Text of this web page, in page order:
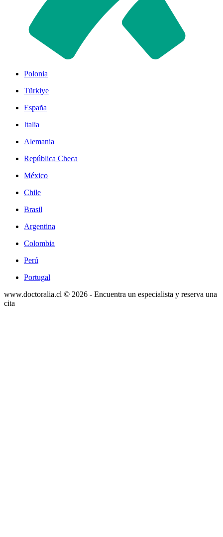
Polonia
Türkiye
España
Italia
Alemania
República Checa
México
Chile
Brasil
Argentina
Colombia
Perú
Portugal
www.doctoralia.cl © 2026 - Encuentra un especialista y reserva una
cita